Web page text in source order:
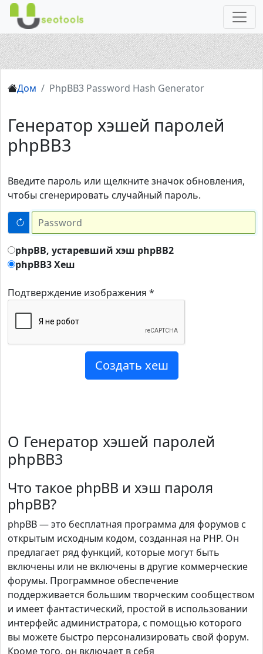
Дом PhpBB3 Password Hash Generator
Генератор хэшей паролей
phpBB3
Введите пароль или щелкните значок обновления,
чтобы сгенерировать случайный пароль.
phpBB, устаревший хэш phpBB2
phpBB3 Хеш
Подтверждение изображения *
О Генератор хэшей паролей
phpBB3
Что такое phpBB и хэш пароля
phpBB?
phpBB — это бесплатная программа для форумов с
открытым исходным кодом, созданная на PHP. Он
предлагает ряд функций, которые могут быть
включены или не включены в другие коммерческие
форумы. Программное обеспечение
поддерживается большим творческим сообществом
и имеет фантастический, простой в использовании
интерфейс администратора, с помощью которого
вы можете быстро персонализировать свой форум.
Кроме того, он включает в себя